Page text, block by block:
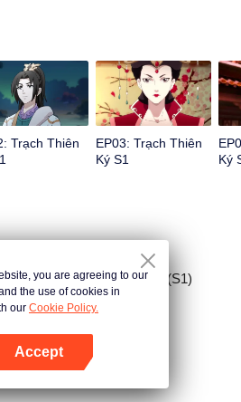
thiên hạ…
Trạch Thiên
EP03: Trạch Thiên
Ký S1
Ký
Ông Xã Quốc Dân Về Nhà (S1)
Đạo Tổ Sư
you are agreeing to our
the use of cookies in
our Cookie Policy.
Accept